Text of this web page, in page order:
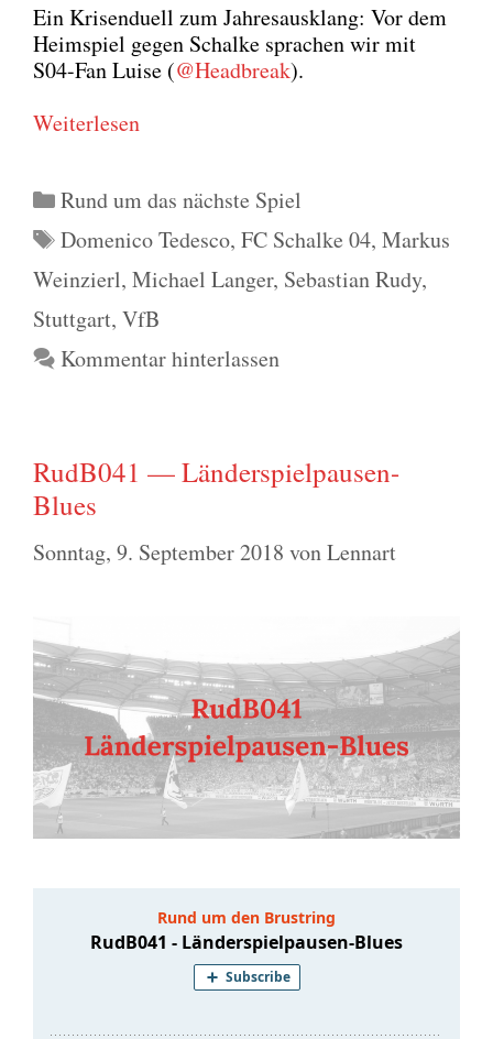
Ein Kri­sen­du­ell zum Jah­res­aus­klang: Vor dem
Heim­spiel gegen Schal­ke spra­chen wir mit
S04-Fan Lui­se (@Headbreak).
Wei­ter­le­sen
Kategorien
Rund um das nächste Spiel
Schlagwörter
Domenico Tedesco, FC Schalke 04, Markus
Weinzierl, Michael Langer, Sebastian Rudy,
Stuttgart, VfB
Kommentar hinterlassen
RudB041 — Länderspielpausen-
Blues
Sonntag, 9. September 2018 vonLennart